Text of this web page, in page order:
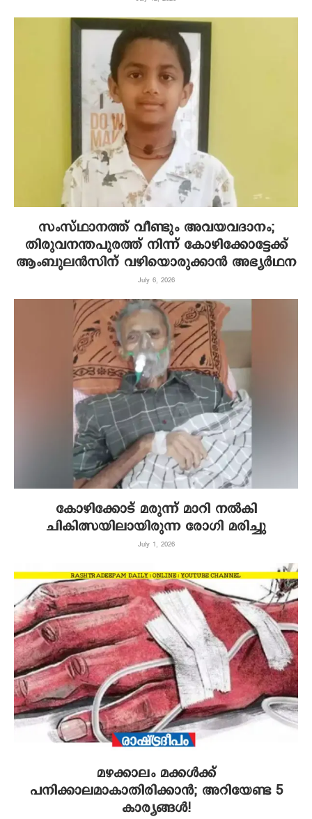
സംസ്ഥാനത്ത് വീണ്ടും അവയവദാനം;
തിരുവനന്തപുരത്ത് നിന്ന് കോഴിക്കോട്ടേക്ക്
ആംബുലന്‍സിന് വഴിയൊരുക്കാന്‍ അഭ്യര്‍ഥന
July 6, 2026
കോഴിക്കോട് മരുന്ന് മാറി നൽകി
ചികിത്സയിലായിരുന്ന രോഗി മരിച്ചു
July 1, 2026
മഴക്കാലം മക്കൾക്ക്
പനിക്കാലമാകാതിരിക്കാൻ; അറിയേണ്ട 5
കാര്യങ്ങൾ!